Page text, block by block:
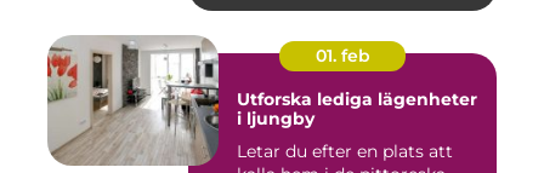
01. feb
Utforska lediga lägenheter
i ljungby
Letar du efter en plats att